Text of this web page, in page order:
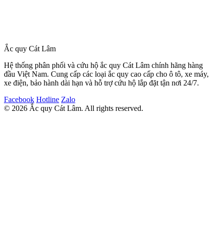
#Ắc quy Cát Lâm
Ắc quy Cát Lâm
Hệ thống phân phối và cứu hộ ắc quy Cát Lâm chính hãng hàng
đầu Việt Nam. Cung cấp các loại ắc quy cao cấp cho ô tô, xe máy,
xe điện, bảo hành dài hạn và hỗ trợ cứu hộ lắp đặt tận nơi 24/7.
Facebook Hotline Zalo
© 2026 Ắc quy Cát Lâm. All rights reserved.